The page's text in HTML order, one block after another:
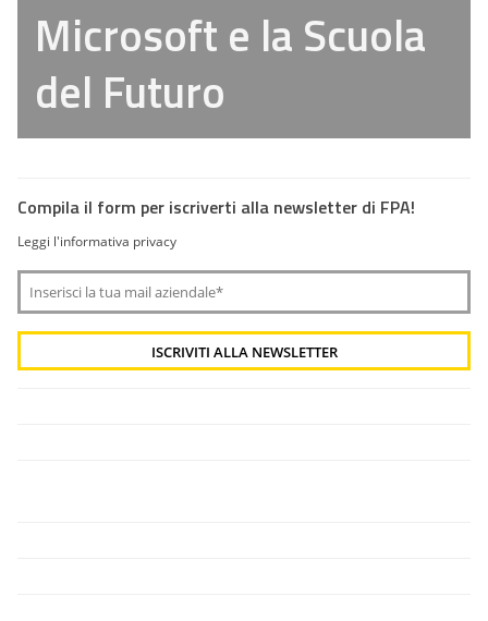
Microsoft e la Scuola
del Futuro
Compila il form per iscriverti alla newsletter di FPA!
Leggi l'informativa privacy